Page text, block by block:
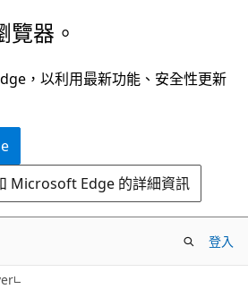
覽器。
，以利用最新功能、安全性更新
Microsoft Edge 的詳細資訊
登入